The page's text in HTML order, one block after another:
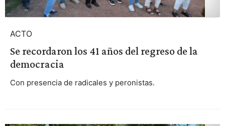
ACTO
Se recordaron los 41 años del regreso de la
democracia
Con presencia de radicales y peronistas.